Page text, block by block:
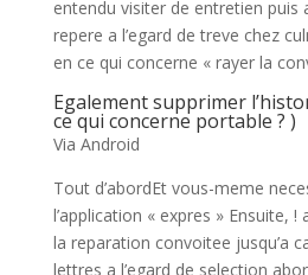
entendu visiter de entretien puis
repere a l’egard de treve chez
en ce qui concerne « rayer la
Egalement supprimer
ce qui concerne portable ? )
Via Android
Tout d’abordEt vous-meme
l’application « expres » Ensuite,
la reparation convoitee jusqu’a
lettres a l’egard de selection